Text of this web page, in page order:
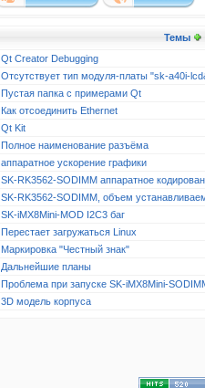
Темы
Qt Creator Debugging
Отсутствует тип модуля-платы "sk-a40i-
Пустая папка с примерами Qt
Как отсоединить Ethernet
Qt Kit
Полное наименование разъёма
аппаратное ускорение графики
SK-RK3562-SODIMM аппаратное
SK-RK3562-SODIMM, объем
SK-iMX8Mini-MOD I2C3 баг
Перестает загружаться Linux
Маркировка "Честный знак"
Дальнейшие планы
Проблема при запуске SK-iMX8Mini-
3D модель корпуса